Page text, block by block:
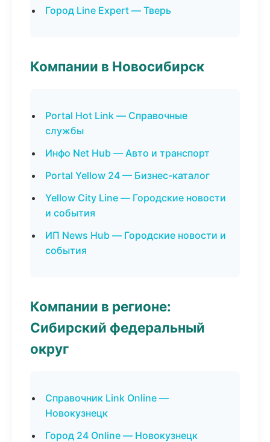
Город Line Expert — Тверь
Компании в Новосибирск
Portal Hot Link — Справочные
службы
Инфо Net Hub — Авто и транспорт
Portal Yellow 24 — Бизнес-каталог
Yellow City Line — Городские новости
и события
ИП News Hub — Городские новости и
события
Компании в регионе:
Сибирский федеральный
округ
Справочник Link Online —
Новокузнецк
Город 24 Online — Новокузнецк